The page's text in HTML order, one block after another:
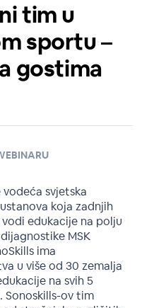
tim u
sportu –
gostima
vodeća svjetska
koja zadnjih
edukacije na polju
MSK
ima
u više od 30 zemalja
na svih 5
Sonoskills-ov tim